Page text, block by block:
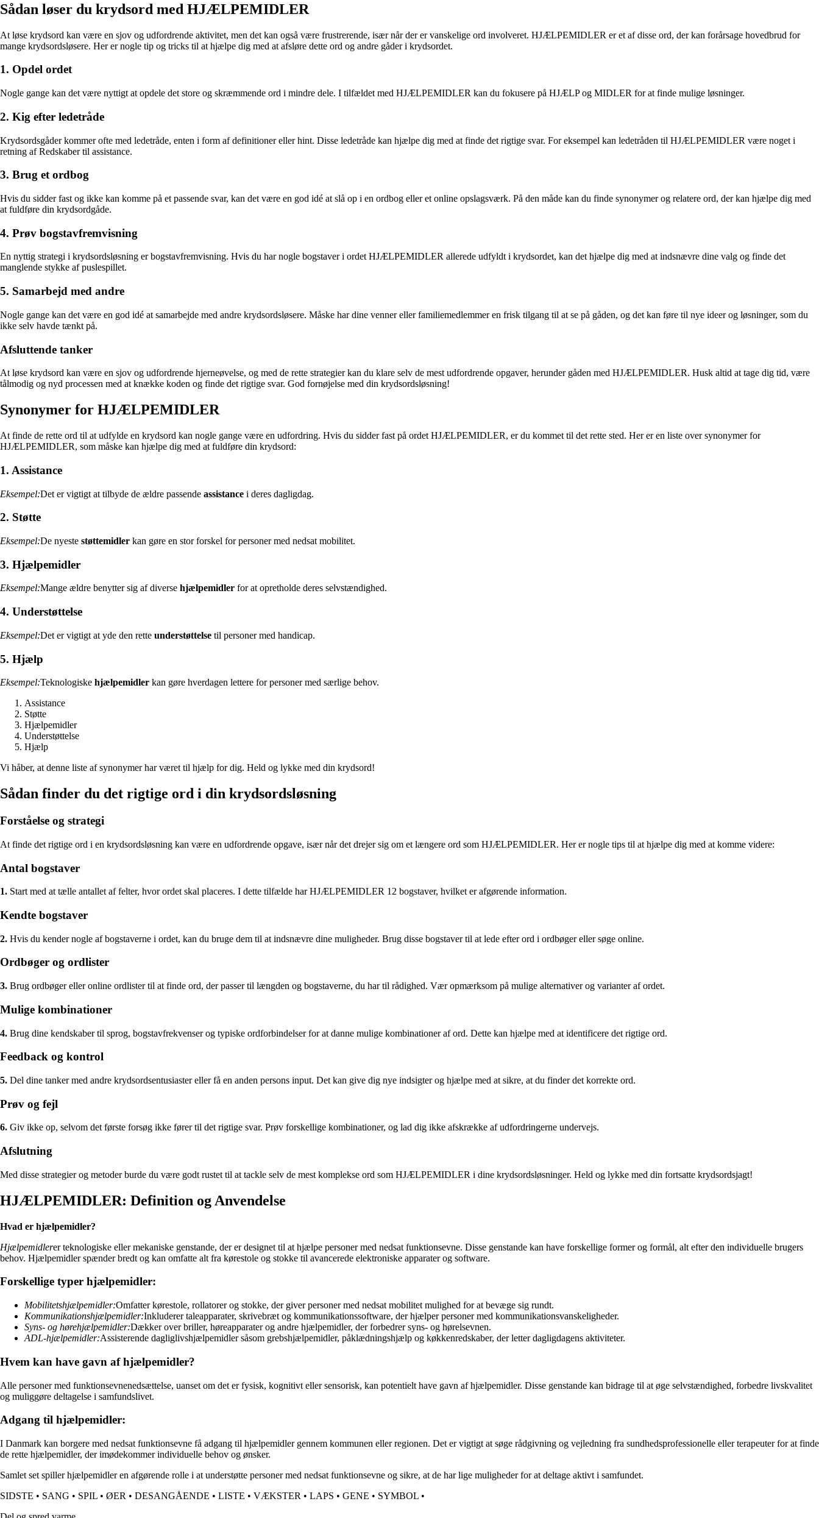
Sådan løser du krydsord med HJÆLPEMIDLER
At løse krydsord kan være en sjov og udfordrende aktivitet, men det kan også være frustrerende, især når der er vanskelige ord involveret. HJÆLPEMIDLER er et af disse ord, der kan forårsage hovedbrud for
mange krydsordsløsere. Her er nogle tip og tricks til at hjælpe dig med at afsløre dette ord og andre gåder i krydsordet.
1. Opdel ordet
Nogle gange kan det være nyttigt at opdele det store og skræmmende ord i mindre dele. I tilfældet med HJÆLPEMIDLER kan du fokusere på HJÆLP og MIDLER for at finde mulige løsninger.
2. Kig efter ledetråde
Krydsordsgåder kommer ofte med ledetråde, enten i form af definitioner eller hint. Disse ledetråde kan hjælpe dig med at finde det rigtige svar. For eksempel kan ledetråden til HJÆLPEMIDLER være noget i
retning af Redskaber til assistance.
3. Brug et ordbog
Hvis du sidder fast og ikke kan komme på et passende svar, kan det være en god idé at slå op i en ordbog eller et online opslagsværk. På den måde kan du finde synonymer og relatere ord, der kan hjælpe dig med
at fuldføre din krydsordgåde.
4. Prøv bogstavfremvisning
En nyttig strategi i krydsordsløsning er bogstavfremvisning. Hvis du har nogle bogstaver i ordet HJÆLPEMIDLER allerede udfyldt i krydsordet, kan det hjælpe dig med at indsnævre dine valg og finde det
manglende stykke af puslespillet.
5. Samarbejd med andre
Nogle gange kan det være en god idé at samarbejde med andre krydsordsløsere. Måske har dine venner eller familiemedlemmer en frisk tilgang til at se på gåden, og det kan føre til nye ideer og løsninger, som du
ikke selv havde tænkt på.
Afsluttende tanker
At løse krydsord kan være en sjov og udfordrende hjerneøvelse, og med de rette strategier kan du klare selv de mest udfordrende opgaver, herunder gåden med HJÆLPEMIDLER. Husk altid at tage dig tid, være
tålmodig og nyd processen med at knække koden og finde det rigtige svar. God fornøjelse med din krydsordsløsning!
Synonymer for HJÆLPEMIDLER
At finde de rette ord til at udfylde en krydsord kan nogle gange være en udfordring. Hvis du sidder fast på ordet HJÆLPEMIDLER, er du kommet til det rette sted. Her er en liste over synonymer for
HJÆLPEMIDLER, som måske kan hjælpe dig med at fuldføre din krydsord:
1. Assistance
Eksempel:Det er vigtigt at tilbyde de ældre passende assistance i deres dagligdag.
2. Støtte
Eksempel:De nyeste støttemidler kan gøre en stor forskel for personer med nedsat mobilitet.
3. Hjælpemidler
Eksempel:Mange ældre benytter sig af diverse hjælpemidler for at opretholde deres selvstændighed.
4. Understøttelse
Eksempel:Det er vigtigt at yde den rette understøttelse til personer med handicap.
5. Hjælp
Eksempel:Teknologiske hjælpemidler kan gøre hverdagen lettere for personer med særlige behov.
Assistance
Støtte
Hjælpemidler
Understøttelse
Hjælp
Vi håber, at denne liste af synonymer har været til hjælp for dig. Held og lykke med din krydsord!
Sådan finder du det rigtige ord i din krydsordsløsning
Forståelse og strategi
At finde det rigtige ord i en krydsordsløsning kan være en udfordrende opgave, især når det drejer sig om et længere ord som HJÆLPEMIDLER. Her er nogle tips til at hjælpe dig med at komme videre:
Antal bogstaver
1. Start med at tælle antallet af felter, hvor ordet skal placeres. I dette tilfælde har HJÆLPEMIDLER 12 bogstaver, hvilket er afgørende information.
Kendte bogstaver
2. Hvis du kender nogle af bogstaverne i ordet, kan du bruge dem til at indsnævre dine muligheder. Brug disse bogstaver til at lede efter ord i ordbøger eller søge online.
Ordbøger og ordlister
3. Brug ordbøger eller online ordlister til at finde ord, der passer til længden og bogstaverne, du har til rådighed. Vær opmærksom på mulige alternativer og varianter af ordet.
Mulige kombinationer
4. Brug dine kendskaber til sprog, bogstavfrekvenser og typiske ordforbindelser for at danne mulige kombinationer af ord. Dette kan hjælpe med at identificere det rigtige ord.
Feedback og kontrol
5. Del dine tanker med andre krydsordsentusiaster eller få en anden persons input. Det kan give dig nye indsigter og hjælpe med at sikre, at du finder det korrekte ord.
Prøv og fejl
6. Giv ikke op, selvom det første forsøg ikke fører til det rigtige svar. Prøv forskellige kombinationer, og lad dig ikke afskrække af udfordringerne undervejs.
Afslutning
Med disse strategier og metoder burde du være godt rustet til at tackle selv de mest komplekse ord som HJÆLPEMIDLER i dine krydsordsløsninger. Held og lykke med din fortsatte krydsordsjagt!
HJÆLPEMIDLER: Definition og Anvendelse
Hvad er hjælpemidler?
Hjælpemidlerer teknologiske eller mekaniske genstande, der er designet til at hjælpe personer med nedsat funktionsevne. Disse genstande kan have forskellige former og formål, alt efter den individuelle brugers
behov. Hjælpemidler spænder bredt og kan omfatte alt fra kørestole og stokke til avancerede elektroniske apparater og software.
Forskellige typer hjælpemidler:
Mobilitetshjælpemidler:Omfatter kørestole, rollatorer og stokke, der giver personer med nedsat mobilitet mulighed for at bevæge sig rundt.
Kommunikationshjælpemidler:Inkluderer taleapparater, skrivebræt og kommunikationssoftware, der hjælper personer med kommunikationsvanskeligheder.
Syns- og hørehjælpemidler:Dækker over briller, høreapparater og andre hjælpemidler, der forbedrer syns- og hørelsevnen.
ADL-hjælpemidler:Assisterende dagliglivshjælpemidler såsom grebshjælpemidler, påklædningshjælp og køkkenredskaber, der letter dagligdagens aktiviteter.
Hvem kan have gavn af hjælpemidler?
Alle personer med funktionsevnenedsættelse, uanset om det er fysisk, kognitivt eller sensorisk, kan potentielt have gavn af hjælpemidler. Disse genstande kan bidrage til at øge selvstændighed, forbedre livskvalitet
og muliggøre deltagelse i samfundslivet.
Adgang til hjælpemidler:
I Danmark kan borgere med nedsat funktionsevne få adgang til hjælpemidler gennem kommunen eller regionen. Det er vigtigt at søge rådgivning og vejledning fra sundhedsprofessionelle eller terapeuter for at finde
de rette hjælpemidler, der imødekommer individuelle behov og ønsker.
Samlet set spiller hjælpemidler en afgørende rolle i at understøtte personer med nedsat funktionsevne og sikre, at de har lige muligheder for at deltage aktivt i samfundet.
SIDSTE • SANG • SPIL • ØER • DESANGÅENDE • LISTE • VÆKSTER • LAPS • GENE • SYMBOL •